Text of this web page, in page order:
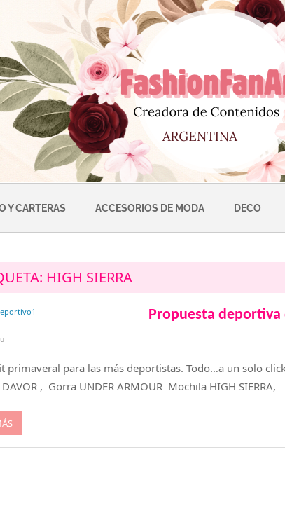
Y CARTERAS ACCESORIOS DE MODA DECO
HIGH SIERRA
Propuesta deportiva
27, 2012
primaveral para las más deportistas. Todo…a un solo
, Gorra UNDER ARMOUR Mochila HIGH SIERRA,